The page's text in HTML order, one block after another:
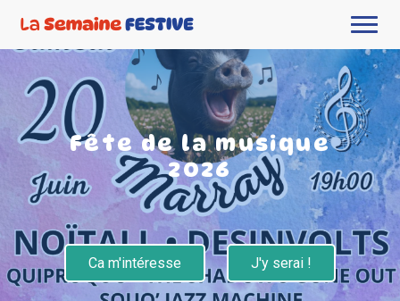
Fête de la musique
2026
Ca m'intéresse J'y serai !